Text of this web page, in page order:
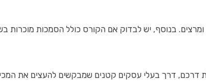
בנוסף, יש לבדוק אם הקורס כולל הסמכות מוכרות
דרכם, דרך בעלי עסקים קטנים שמבקשים להעצים את